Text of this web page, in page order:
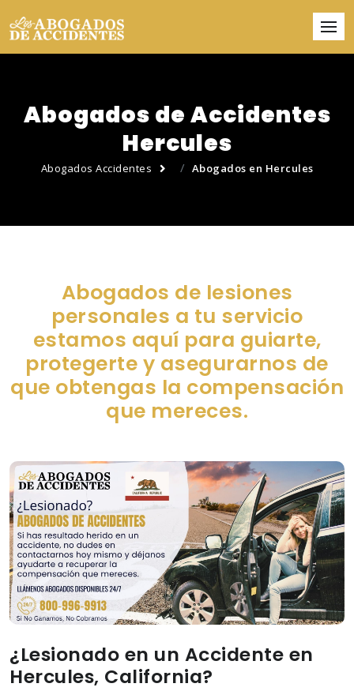
Abogados de Accidentes
Hercules
Abogados Accidentes Abogados en Hercules
Abogados de lesiones
personales a tu servicio
estamos aquí para guiarte,
protegerte y asegurarnos de
que obtengas la compensación
que mereces.
¿Lesionado en un Accidente en
Hercules, California?